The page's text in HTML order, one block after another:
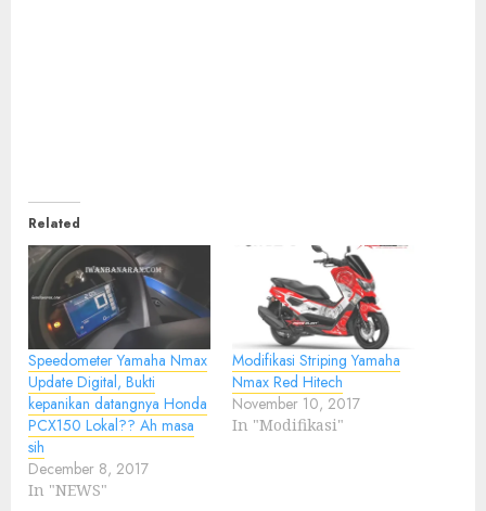
Related
Speedometer Yamaha Nmax
Update Digital, Bukti
kepanikan datangnya Honda
PCX150 Lokal?? Ah masa
sih
December 8, 2017
In "NEWS"
Modifikasi Striping Yamaha
Nmax Red Hitech
November 10, 2017
In "Modifikasi"